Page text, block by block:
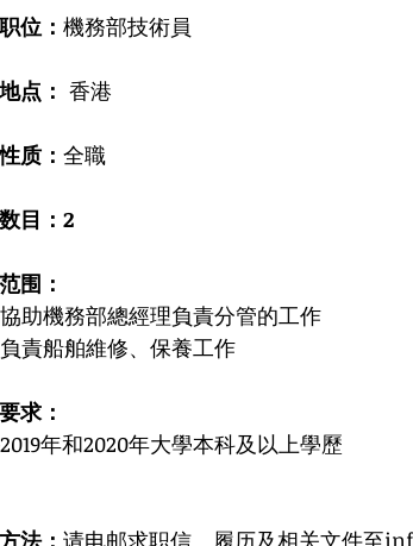
位： 機務部技術員
点： 香港
质： 全職
目：2
围：
- 協助機務部總經理負責分管的工作
- 負責船舶維修、保養工作
求：
-2019年和2020年大學本科及以上學歷
法： 请电邮求职信、履历及相关文件至